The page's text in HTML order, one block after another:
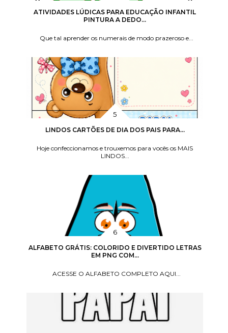
ATIVIDADES LÚDICAS PARA EDUCAÇÃO INFANTIL
PINTURA A DEDO...
Que tal aprender os numerais de modo prazeroso e...
LINDOS CARTÕES DE DIA DOS PAIS PARA...
Hoje confeccionamos e trouxemos para vocês os MAIS
LINDOS...
ALFABETO GRÁTIS: COLORIDO E DIVERTIDO LETRAS
EM PNG COM...
ACESSE O ALFABETO COMPLETO AQUI...